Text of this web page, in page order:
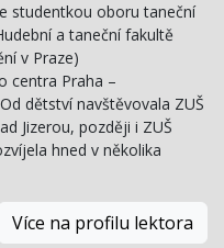
studentkou oboru taneční
a taneční fakultě
v Praze)
centra Praha –
dětství navštěvovala ZUŠ
Jizerou, později i ZUŠ
hned v několika
Více na profilu lektora